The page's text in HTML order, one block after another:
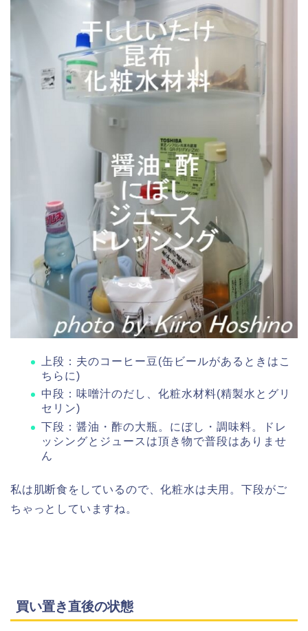
上段：夫のコーヒー豆(缶ビールがあるときはこ
ちらに)
中段：味噌汁のだし、化粧水材料(精製水とグリ
セリン)
下段：醤油・酢の大瓶。にぼし・調味料。ドレ
ッシングとジュースは頂き物で普段はありませ
ん
私は肌断食をしているので、化粧水は夫用。下段がご
ちゃっとしていますね。
買い置き直後の状態